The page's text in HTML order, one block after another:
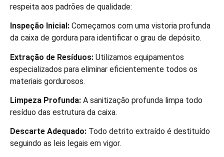
respeita aos padrões de qualidade:
Inspeção Inicial: Começamos com uma vistoria profunda
da caixa de gordura para identificar o grau de depósito.
Extração de Resíduos: Utilizamos equipamentos
especializados para eliminar eficientemente todos os
materiais gordurosos.
Limpeza Profunda: A sanitização profunda limpa todo
resíduo das estrutura da caixa.
Descarte Adequado: Todo detrito extraído é destituído
seguindo as leis legais em vigor.